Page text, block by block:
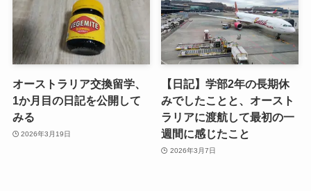
オーストラリア交換留学、
1か月目の日記を公開して
みる
2026年3月19日
【日記】学部2年の長期休
みでしたことと、オースト
ラリアに渡航して最初の一
週間に感じたこと
2026年3月7日